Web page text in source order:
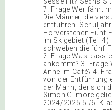
7. Frage Wer fährt
Die Männer, die
entführen.
Hörverstehen Fünf
im Skigebiet (Teil 4)
schweben die fünf
2. Frage Was
ankommt? 3. Frage
Anne im Café? 4.
von der Entführung
der Mann, der sich
Simon Gilmore
2024/2025 5./6.